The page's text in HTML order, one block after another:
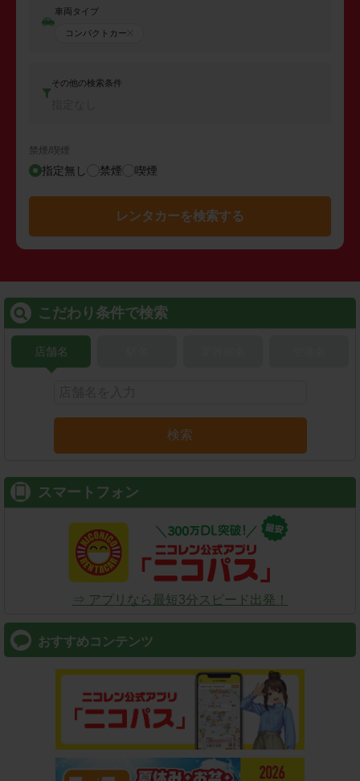
車両タイプ
コンパクトカー
その他の検索条件
禁煙/喫煙
指定無し 禁煙 喫煙
レンタカーを検索する
こだわり条件で検索
店舗名
検索
スマートフォン
⇒ アプリなら最短3分スピード出発！
おすすめコンテンツ